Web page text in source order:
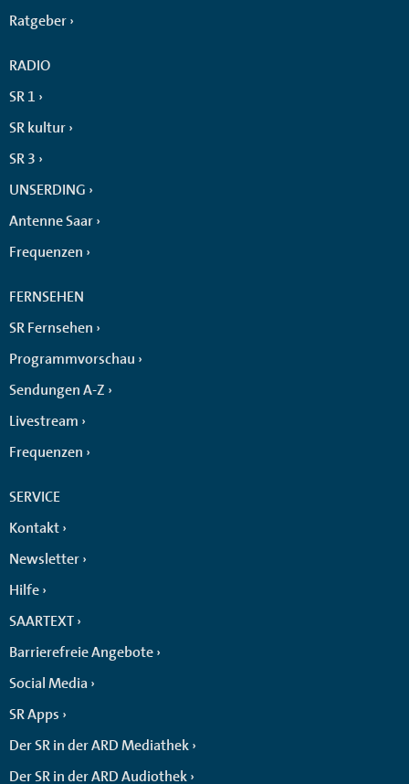
Ratgeber
RADIO
SR 1
SR kultur
SR 3
UNSERDING
Antenne Saar
Frequenzen
FERNSEHEN
SR Fernsehen
Programmvorschau
Sendungen A-Z
Livestream
Frequenzen
SERVICE
Kontakt
Newsletter
Hilfe
SAARTEXT
Barrierefreie Angebote
Social Media
SR Apps
Der SR in der ARD Mediathek
Der SR in der ARD Audiothek